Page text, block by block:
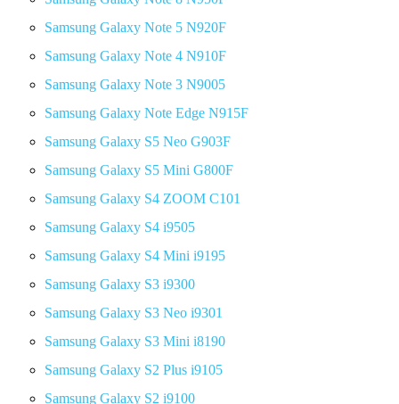
Samsung Galaxy Note 5 N920F
Samsung Galaxy Note 4 N910F
Samsung Galaxy Note 3 N9005
Samsung Galaxy Note Edge N915F
Samsung Galaxy S5 Neo G903F
Samsung Galaxy S5 Mini G800F
Samsung Galaxy S4 ZOOM C101
Samsung Galaxy S4 i9505
Samsung Galaxy S4 Mini i9195
Samsung Galaxy S3 i9300
Samsung Galaxy S3 Neo i9301
Samsung Galaxy S3 Mini i8190
Samsung Galaxy S2 Plus i9105
Samsung Galaxy S2 i9100